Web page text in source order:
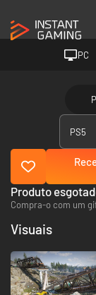
PC
PS5
Produto
Compra-o com um
Visuais